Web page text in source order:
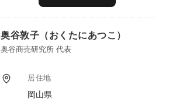
しています。
また、「６次産業化」と「６次商品化」は異
題を解決することはできません。地域づくり
の独自ノウハウを融合し、農林漁業にとどま
らない多様な業種の連携アイデアを採り入れ
奥谷敦子（おくたにあつこ）
奥谷商売研究所 代表
居住地
岡山県